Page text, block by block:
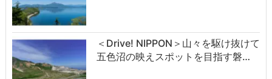
＜Drive! NIPPON＞山々を駆け抜けて
五色沼の映えスポットを目指す磐…